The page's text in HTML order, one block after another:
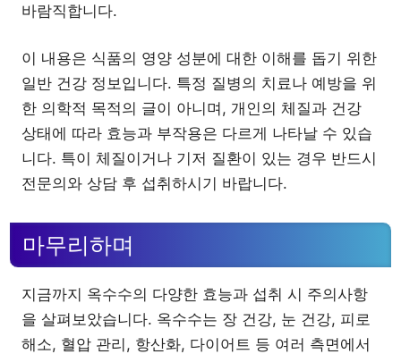
바람직합니다.
이 내용은 식품의 영양 성분에 대한 이해를 돕기 위한
일반 건강 정보입니다. 특정 질병의 치료나 예방을 위
한 의학적 목적의 글이 아니며, 개인의 체질과 건강
상태에 따라 효능과 부작용은 다르게 나타날 수 있습
니다. 특이 체질이거나 기저 질환이 있는 경우 반드시
전문의와 상담 후 섭취하시기 바랍니다.
마무리하며
지금까지 옥수수의 다양한 효능과 섭취 시 주의사항
을 살펴보았습니다. 옥수수는 장 건강, 눈 건강, 피로
해소, 혈압 관리, 항산화, 다이어트 등 여러 측면에서